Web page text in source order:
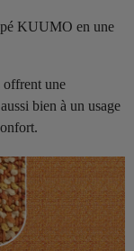
KUUMO en une
offrent une
bien à un usage